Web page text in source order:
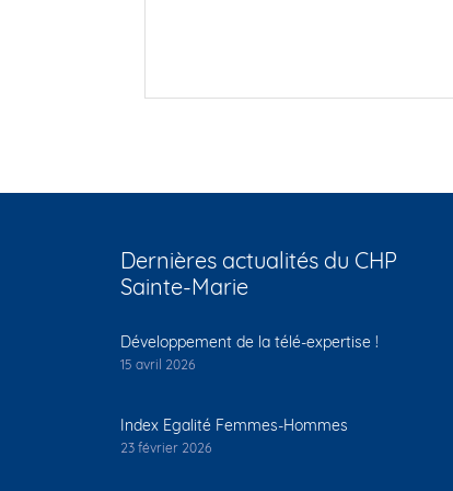
Dernières actualités du CHP
Sainte-Marie
Développement de la télé-expertise !
15 avril 2026
Index Egalité Femmes-Hommes
23 février 2026